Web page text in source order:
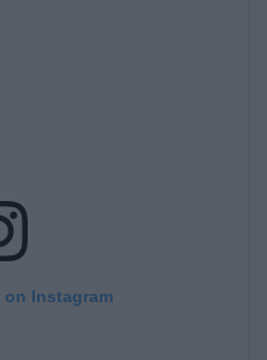
Instagram